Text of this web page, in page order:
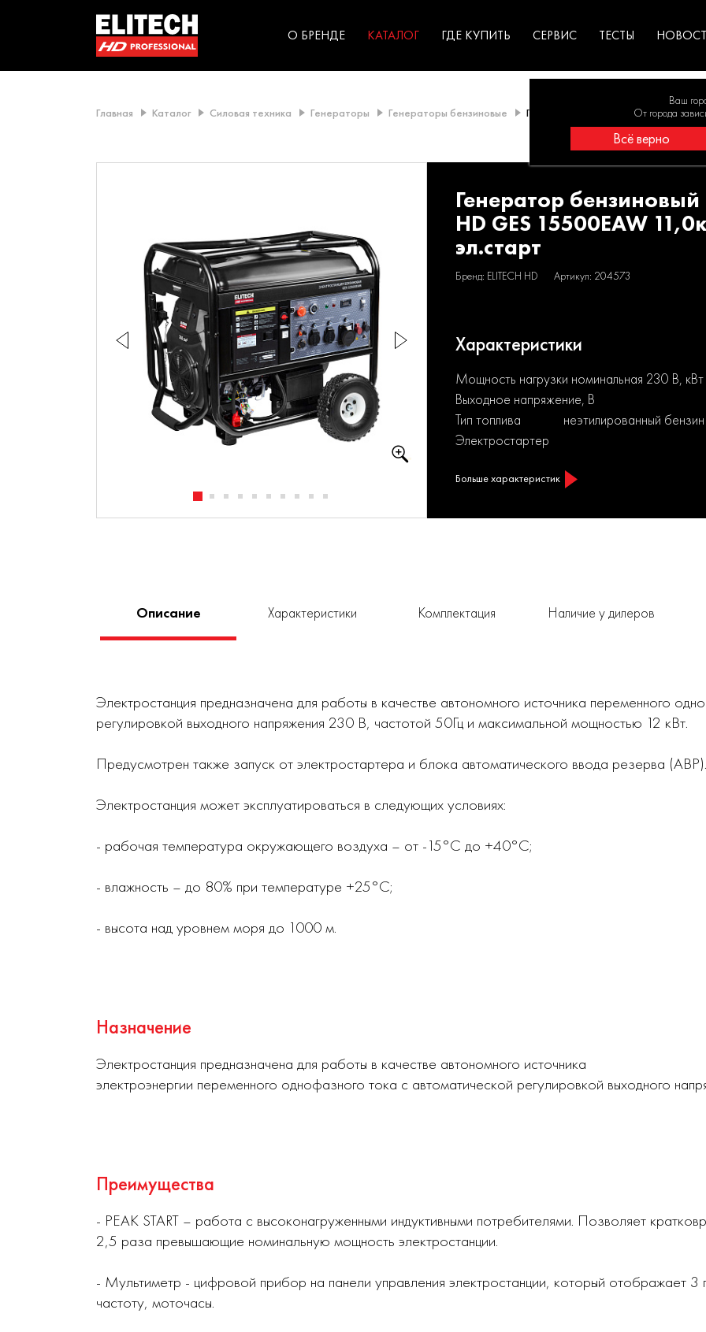
О БРЕНДЕ КАТАЛОГ ГДЕ КУПИТЬ СЕРВИС ТЕСТЫ
Ваш
От города
Всё верно
Главная Каталог Силовая техника Генераторы Генераторы бензиновые Генератор бензиновый ELITECH HD
Генератор бензиновый
HD GES 15500EAW
эл.старт
Бренд: ELITECH HD Артикул: 204573
Характеристики
Мощность нагрузки номинальная 230 В, кВт
Выходное напряжение, В
Тип топлива
неэтилированный
Электростартер
Больше характеристик
Описание Характеристики Комплектация Наличие у дилеров
Электростанция предназначена для работы в качестве автономного источника переменного
регулировкой выходного напряжения 230 В, частотой 50Гц и максимальной мощностью 12 кВт.
Предусмотрен также запуск от электростартера и блока автоматического ввода резерва (АВР).
Электростанция может эксплуатироваться в следующих условиях:
- рабочая температура окружающего воздуха – от -15°С до +40°С;
- влажность – до 80% при температуре +25°С;
- высота над уровнем моря до 1000 м.
Назначение
Электростанция предназначена для работы в качестве автономного источника
электроэнергии переменного однофазного тока с автоматической регулировкой выходного
Преимущества
- PEAK START – работа с высоконагруженными индуктивными потребителями. Позволяет
2,5 раза превышающие номинальную мощность электростанции.
- Мультиметр - цифровой прибор на панели управления электростанции, который отображает 3
частоту, моточасы.